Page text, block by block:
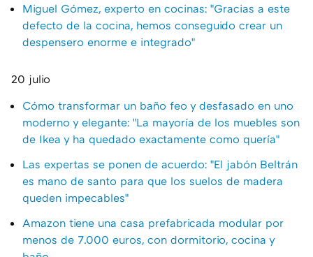
Miguel Gómez, experto en cocinas: "Gracias a este
defecto de la cocina, hemos conseguido crear un
despensero enorme e integrado"
20 julio
Cómo transformar un baño feo y desfasado en uno
moderno y elegante: "La mayoría de los muebles son
de Ikea y ha quedado exactamente como quería"
Las expertas se ponen de acuerdo: "El jabón Beltrán
es mano de santo para que los suelos de madera
queden impecables"
Amazon tiene una casa prefabricada modular por
menos de 7.000 euros, con dormitorio, cocina y